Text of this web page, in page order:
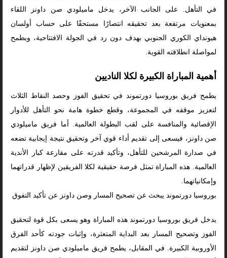
في التأهل. على الجانب الآخر، يدخل ماميلودي صن داونز اللقاء
بمعنويات مرتفعة بعد تحقيقه انتصارًا مستحقًا على حساب أولسان
هيونداي الكوري الجنوبي بهدف دون رد في الجولة الافتتاحية، ويطمح
لمواصلة انطلاقته القوية.
أهمية المباراة الكبيرة لكلا الناديين
يطمح فريق بوروسيا دورتموند في تحقيق الفوز وحصد النقاط الثلاث
لتعزيز موقفه في المجموعة، وقطع خطوة هامة نحو التأهل للأدوار
الإقصائية والمنافسة على لقب البطولة العالمية. أما فريق ماميلودي
صن داونز، فيسعى إلى تقديم أداء قوي آخر وتحقيق نتيجة إيجابية تضعه
في صدارة المرشحين للتأهل، وتأكيد قدرته على مقارعة كبار الأندية
العالمية. هذه المباراة تمثل فرصة حقيقية لكلا الفريقين لإظهار قدراتهما
وإمكانياتهما.
بوروسيا دورتموند يبحث عن تصحيح المسار وصن داونز عن تأكيد التفوق
يدخل فريق بوروسيا دورتموند هذه المباراة وهو يسعى بكل قوة لتحقيق
الفوز وتصحيح المسار بعد البداية المتعثرة، وإثبات جودته كأحد الفرق
الأوروبية الكبيرة. في المقابل، يطمح فريق ماميلودي صن داونز لتقديم